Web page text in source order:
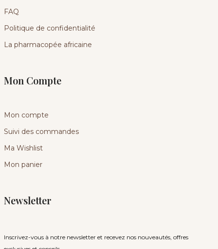
FAQ
Politique de confidentialité
La pharmacopée africaine
Mon Compte
Mon compte
Suivi des commandes
Ma Wishlist
Mon panier
Newsletter
Inscrivez-vous à notre newsletter et recevez nos nouveautés, offres